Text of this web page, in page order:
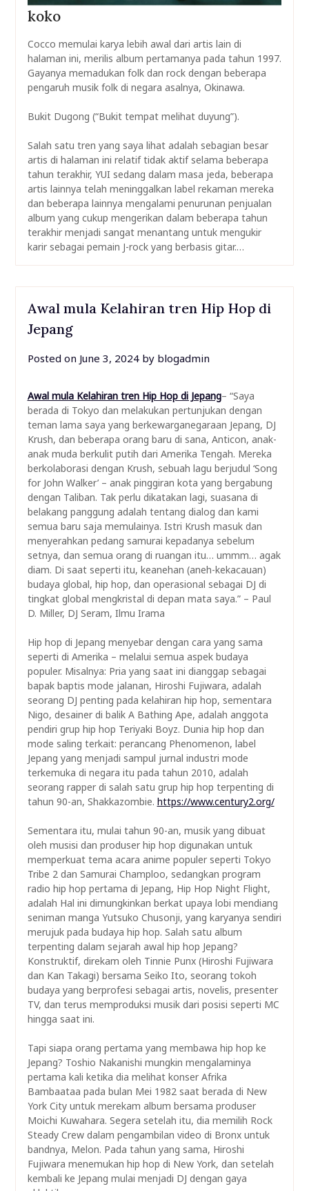
koko
Cocco memulai karya lebih awal dari artis lain di
halaman ini, merilis album pertamanya pada tahun 1997.
Gayanya memadukan folk dan rock dengan beberapa
pengaruh musik folk di negara asalnya, Okinawa.
Bukit Dugong (“Bukit tempat melihat duyung”).
Salah satu tren yang saya lihat adalah sebagian besar
artis di halaman ini relatif tidak aktif selama beberapa
tahun terakhir, YUI sedang dalam masa jeda, beberapa
artis lainnya telah meninggalkan label rekaman mereka
dan beberapa lainnya mengalami penurunan penjualan
album yang cukup mengerikan dalam beberapa tahun
terakhir menjadi sangat menantang untuk mengukir
karir sebagai pemain J-rock yang berbasis gitar.…
Awal mula Kelahiran tren Hip Hop di
Jepang
Posted on June 3, 2024by blogadmin
Awal mula Kelahiran tren Hip Hop di Jepang– “Saya
berada di Tokyo dan melakukan pertunjukan dengan
teman lama saya yang berkewarganegaraan Jepang, DJ
Krush, dan beberapa orang baru di sana, Anticon, anak-
anak muda berkulit putih dari Amerika Tengah. Mereka
berkolaborasi dengan Krush, sebuah lagu berjudul ‘Song
for John Walker’ – anak pinggiran kota yang bergabung
dengan Taliban. Tak perlu dikatakan lagi, suasana di
belakang panggung adalah tentang dialog dan kami
semua baru saja memulainya. Istri Krush masuk dan
menyerahkan pedang samurai kepadanya sebelum
setnya, dan semua orang di ruangan itu… ummm… agak
diam. Di saat seperti itu, keanehan (aneh-kekacauan)
budaya global, hip hop, dan operasional sebagai DJ di
tingkat global mengkristal di depan mata saya.” – Paul
D. Miller, DJ Seram, Ilmu Irama
Hip hop di Jepang menyebar dengan cara yang sama
seperti di Amerika – melalui semua aspek budaya
populer. Misalnya: Pria yang saat ini dianggap sebagai
bapak baptis mode jalanan, Hiroshi Fujiwara, adalah
seorang DJ penting pada kelahiran hip hop, sementara
Nigo, desainer di balik A Bathing Ape, adalah anggota
pendiri grup hip hop Teriyaki Boyz. Dunia hip hop dan
mode saling terkait: perancang Phenomenon, label
Jepang yang menjadi sampul jurnal industri mode
terkemuka di negara itu pada tahun 2010, adalah
seorang rapper di salah satu grup hip hop terpenting di
tahun 90-an, Shakkazombie. https://www.century2.org/
Sementara itu, mulai tahun 90-an, musik yang dibuat
oleh musisi dan produser hip hop digunakan untuk
memperkuat tema acara anime populer seperti Tokyo
Tribe 2 dan Samurai Champloo, sedangkan program
radio hip hop pertama di Jepang, Hip Hop Night Flight,
adalah Hal ini dimungkinkan berkat upaya lobi mendiang
seniman manga Yutsuko Chusonji, yang karyanya sendiri
merujuk pada budaya hip hop. Salah satu album
terpenting dalam sejarah awal hip hop Jepang?
Konstruktif, direkam oleh Tinnie Punx (Hiroshi Fujiwara
dan Kan Takagi) bersama Seiko Ito, seorang tokoh
budaya yang berprofesi sebagai artis, novelis, presenter
TV, dan terus memproduksi musik dari posisi seperti MC
hingga saat ini.
Tapi siapa orang pertama yang membawa hip hop ke
Jepang? Toshio Nakanishi mungkin mengalaminya
pertama kali ketika dia melihat konser Afrika
Bambaataa pada bulan Mei 1982 saat berada di New
York City untuk merekam album bersama produser
Moichi Kuwahara. Segera setelah itu, dia memilih Rock
Steady Crew dalam pengambilan video di Bronx untuk
bandnya, Melon. Pada tahun yang sama, Hiroshi
Fujiwara menemukan hip hop di New York, dan setelah
kembali ke Jepang mulai menjadi DJ dengan gaya